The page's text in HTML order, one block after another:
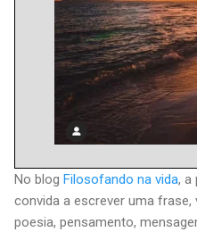
No blog Filosofando na vida, a
convida a escrever uma frase,
poesia, pensamento,